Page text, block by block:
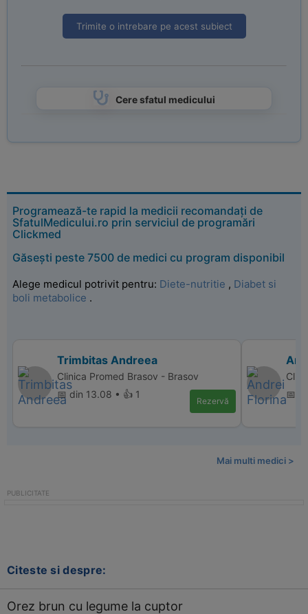
Trimite o intrebare pe acest subiect
Cere sfatul medicului
Programează-te rapid la medicii recomandați de
SfatulMedicului.ro prin serviciul de programări
Clickmed
Găsești peste 7500 de medici cu program disponibil
Alege medicul potrivit pentru: Diete-nutritie , Diabet si
boli metabolice .
Trimbitas Andreea
Clinica Promed Brasov - Brasov
📅 din 13.08 • 👍 1
Rezervă
📅
Mai multi medici >
Citeste si despre:
Orez brun cu legume la cuptor